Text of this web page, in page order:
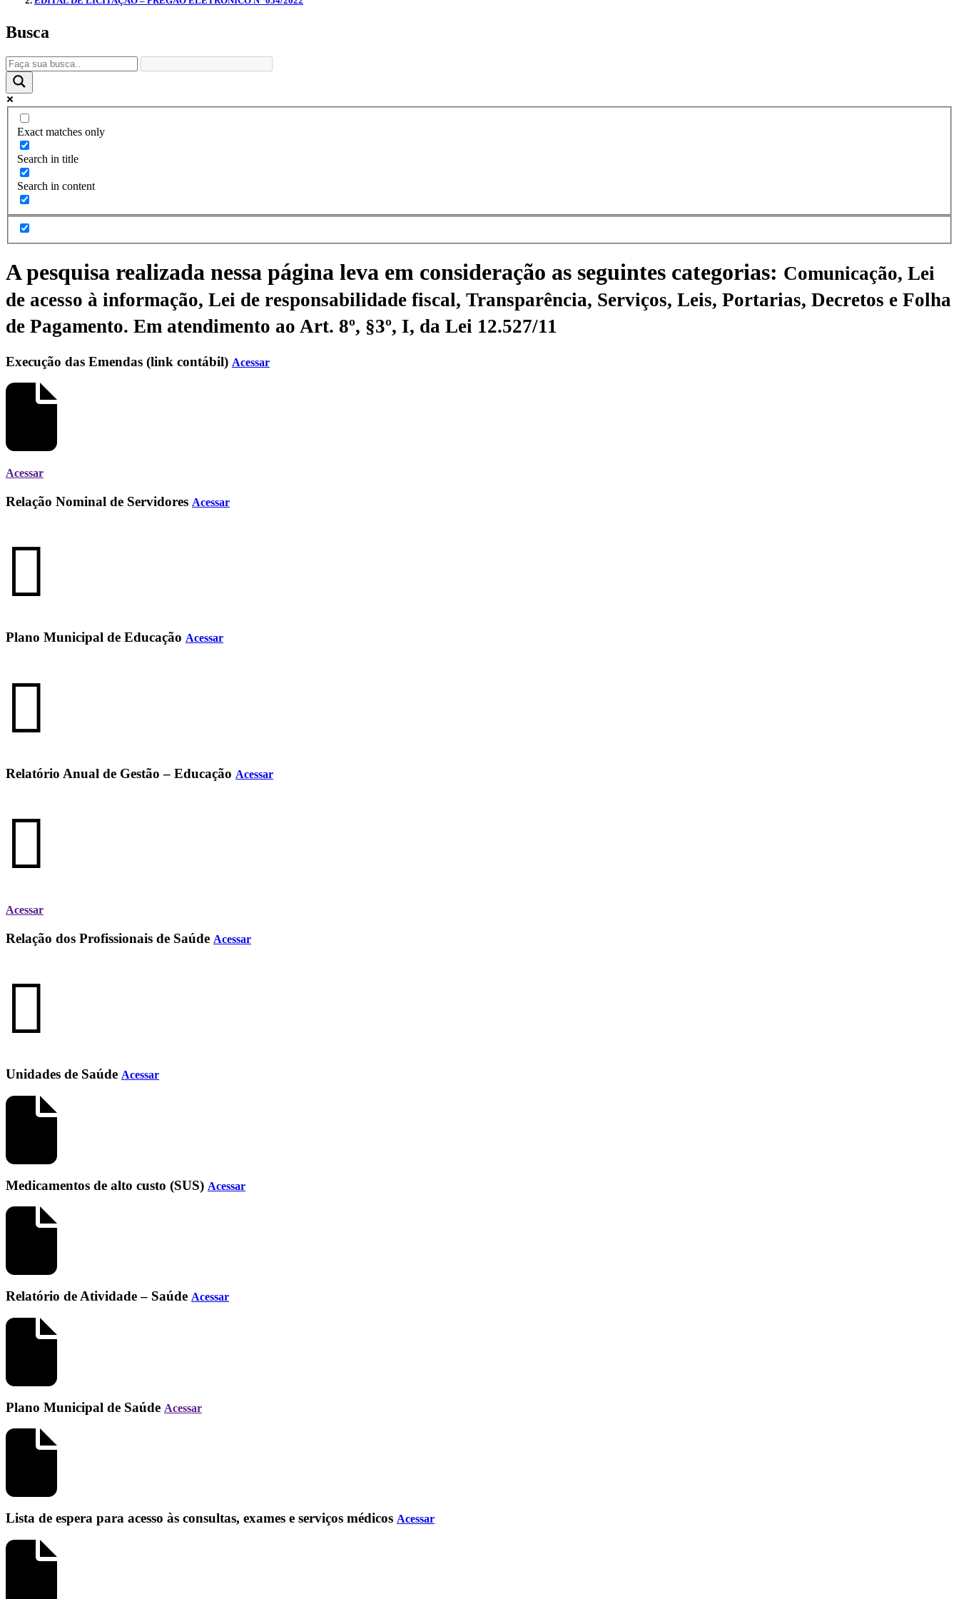
Busca
Exact matches only
Search in title
Search in content
A pesquisa realizada nessa página leva em consideração as seguintes categorias: Comunicação, Lei
de acesso à informação, Lei de responsabilidade fiscal, Transparência, Serviços, Leis, Portarias, Decretos e Folha
de Pagamento. Em atendimento ao Art. 8º, §3º, I, da Lei 12.527/11
Execução das Emendas (link contábil) Acessar
Acessar
Relação Nominal de Servidores Acessar
Plano Municipal de Educação Acessar
Relatório Anual de Gestão – Educação Acessar
Acessar
Relação dos Profissionais de Saúde Acessar
Unidades de Saúde Acessar
Medicamentos de alto custo (SUS) Acessar
Relatório de Atividade – Saúde Acessar
Plano Municipal de Saúde Acessar
Lista de espera para acesso às consultas, exames e serviços médicos Acessar